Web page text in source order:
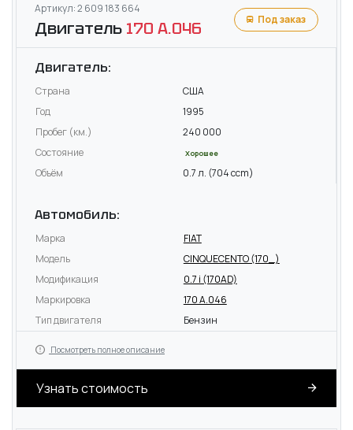
Артикул: 2 609 183 664
Двигатель 170 A.046 Под заказ
Двигатель:
Страна
США
Год
1995
Пробег (км.)
240 000
Состояние
Хорошее
Объём 0.7 л. (704 ccm)
Автомобиль:
Марка
FIAT
Модель
CINQUECENTO (170_)
Модификация
0.7 i (170AD)
Маркировка
170 A.046
Тип двигателя
Бензин
Посмотреть полное описание
Узнать стоимость